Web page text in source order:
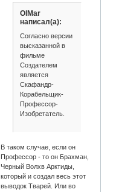
OlMar
написал(а):
Согласно версии
высказанной в
фильме
Создателем
является
Скафандр-
Корабельщик-
Профессор-
Изобретатель.
В таком случае, если он
Профессор - то он Брахман,
Черный Волхв Арктиды,
который и создал весь этот
выводок Тварей. Или во